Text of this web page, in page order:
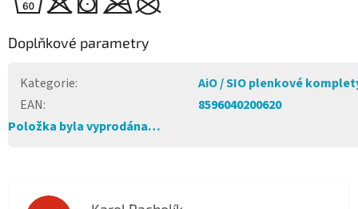
Doplňkové parametry
Kategorie:
AiO / SIO plenkové
EAN:
8596040200620
Položka byla vyprodána…